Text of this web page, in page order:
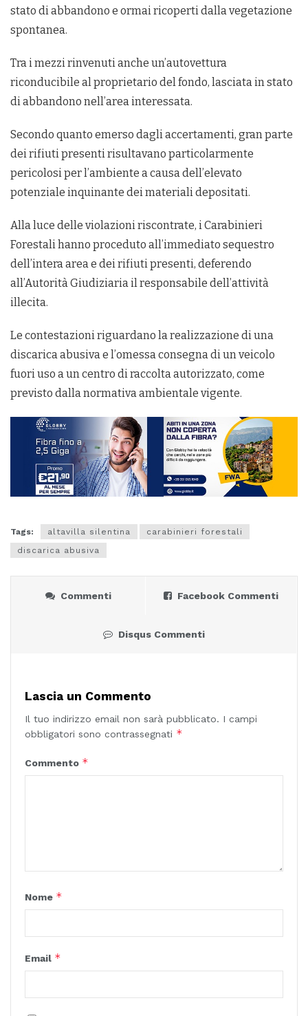
stato di abbandono e ormai ricoperti dalla vegetazione
spontanea.
Tra i mezzi rinvenuti anche un’autovettura
riconducibile al proprietario del fondo, lasciata in stato
di abbandono nell’area interessata.
Secondo quanto emerso dagli accertamenti, gran parte
dei rifiuti presenti risultavano particolarmente
pericolosi per l’ambiente a causa dell’elevato
potenziale inquinante dei materiali depositati.
Alla luce delle violazioni riscontrate, i Carabinieri
Forestali hanno proceduto all’immediato sequestro
dell’intera area e dei rifiuti presenti, deferendo
all’Autorità Giudiziaria il responsabile dell’attività
illecita.
Le contestazioni riguardano la realizzazione di una
discarica abusiva e l’omessa consegna di un veicolo
fuori uso a un centro di raccolta autorizzato, come
previsto dalla normativa ambientale vigente.
Tags: altavilla silentina
carabinieri forestali
discarica abusiva
Commenti Facebook Commenti
Disqus Commenti
Lascia un Commento
Il tuo indirizzo email non sarà pubblicato. I campi
obbligatori sono contrassegnati *
Commento *
Nome *
Email *